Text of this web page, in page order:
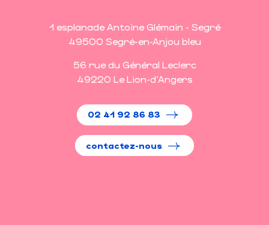
1 esplanade Antoine Glémain - Segré
49500 Segré-en-Anjou bleu
56 rue du Général Leclerc
49220 Le Lion-d'Angers
02 41 92 86 83
contactez-nous